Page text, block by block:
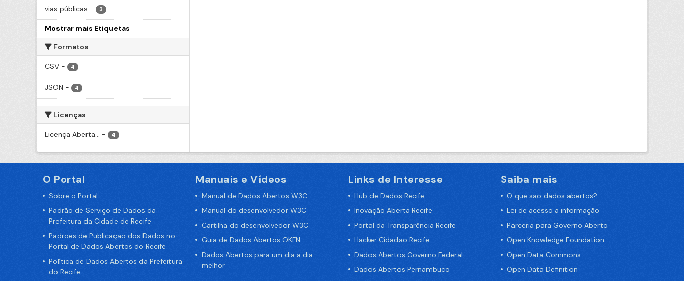
vias públicas - 3
Mostrar mais Etiquetas
Formatos
CSV - 4
JSON - 4
Licenças
Licença Aberta... - 4
O Portal
Sobre o Portal
Padrão de Serviço de Dados da
Prefeitura da Cidade de Recife
Padrões de Publicação dos Dados no
Portal de Dados Abertos do Recife
Política de Dados Abertos da Prefeitura
do Recife
Manuais e Vídeos
Manual de Dados Abertos W3C
Manual do desenvolvedor W3C
Cartilha do desenvolvedor W3C
Guia de Dados Abertos OKFN
Dados Abertos para um dia a dia
melhor
Links de Interesse
Hub de Dados Recife
Inovação Aberta Recife
Portal da Transparência Recife
Hacker Cidadão Recife
Dados Abertos Governo Federal
Dados Abertos Pernambuco
Saiba mais
O que são dados abertos?
Lei de acesso a informação
Parceria para Governo Aberto
Open Knowledge Foundation
Open Data Commons
Open Data Definition